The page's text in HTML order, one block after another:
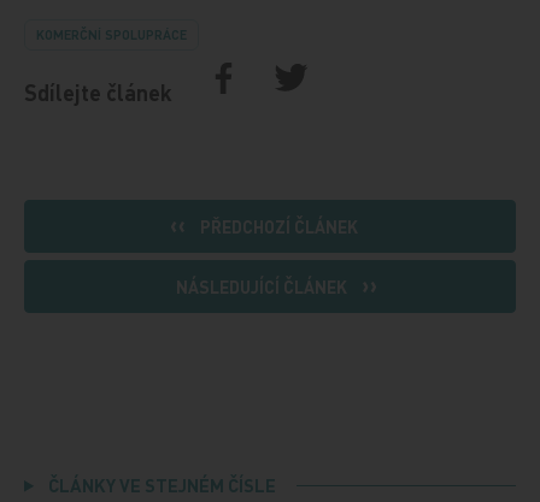
KOMERČNÍ SPOLUPRÁCE
Sdílejte článek
PŘEDCHOZÍ ČLÁNEK
NÁSLEDUJÍCÍ ČLÁNEK
ČLÁNKY VE STEJNÉM ČÍSLE